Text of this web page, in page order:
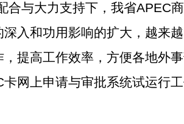
与大力支持下，我省APEC
入和功用影响的扩大，越来
提高工作效率，方便各地外
网上申请与审批系统试运行